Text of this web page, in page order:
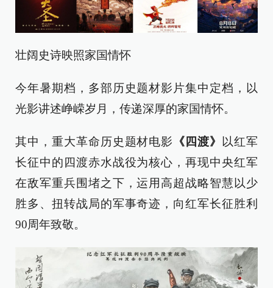
壮阔史诗映照家国情怀
今年暑期档，多部历史题材影片集中定档，以
光影讲述峥嵘岁月，传递深厚的家国情怀。
其中，重大革命历史题材电影 《四渡》
以红军
长征中的四渡赤水战役为核心，再现中央红军
在敌军重兵围堵之下，运用高超战略智慧以少
胜多、扭转战局的军事奇迹，向红军长征胜利
90周年致敬。